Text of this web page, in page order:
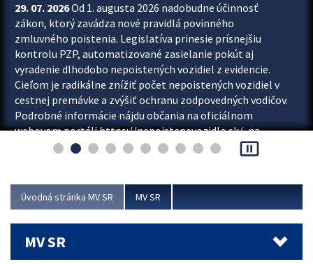
29. 07. 2026Od 1. augusta 2026 nadobudne účinnosť
zákon, ktorý zavádza nové pravidlá povinného
zmluvného poistenia. Legislatíva prinesie prísnejšiu
kontrolu PZP, automatizované zasielanie pokút aj
vyradenie dlhodobo nepoistených vozidiel z evidencie.
Cieľom je radikálne znížiť počet nepoistených vozidiel v
cestnej premávke a zvýšiť ochranu zodpovedných vodičov.
Podrobné informácie nájdu občania na oficiálnom
webovom portáli https://nepoistenevozidlo.sk/, na
ktorom od augusta pribudne aj možnosť overiť si...
pause_presentation
Úvodná stránka MV SR MV SR
MV SR